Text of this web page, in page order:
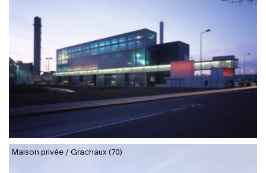
Maison privée / Grachaux (70)